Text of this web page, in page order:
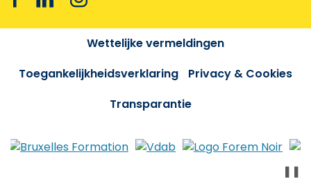
Wettelijke vermeldingen
Toegankelijkheidsverklaring
Privacy & Cookies
Transparantie
❚❚